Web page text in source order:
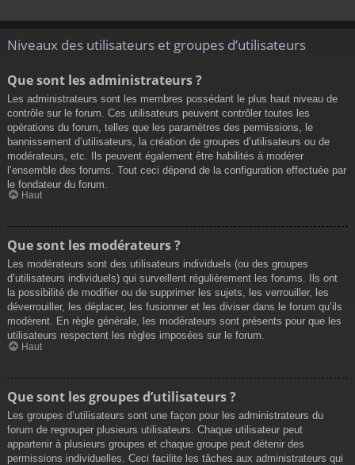
Niveaux des utilisateurs et groupes d’utilisateurs
Que sont les administrateurs ?
Les administrateurs sont les membres possédant le plus haut niveau de
contrôle sur le forum. Ces utilisateurs peuvent contrôler toutes les
opérations du forum, telles que les paramètres des permissions, le
bannissement d’utilisateurs, la création de groupes d’utilisateurs ou de
modérateurs, etc. Ils peuvent également être habilités à modérer
l’ensemble des forums. Tout ceci dépend de la configuration effectuée par
le fondateur du forum.
Haut
Que sont les modérateurs ?
Les modérateurs sont des utilisateurs individuels (ou des groupes
d’utilisateurs individuels) qui surveillent régulièrement les forums. Ils ont
la possibilité de modifier ou de supprimer les sujets, les verrouiller, les
déverrouiller, les déplacer, les fusionner et les diviser dans le forum qu’ils
modèrent. En règle générale, les modérateurs sont présents pour que les
utilisateurs respectent les règles imposées sur le forum.
Haut
Que sont les groupes d’utilisateurs ?
Les groupes d’utilisateurs sont une façon pour les administrateurs du
forum de regrouper plusieurs utilisateurs. Chaque utilisateur peut
appartenir à plusieurs groupes et chaque groupe peut détenir des
permissions individuelles. Ceci facilite les tâches aux administrateurs qui